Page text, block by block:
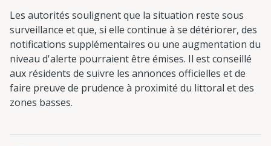
Les autorités soulignent que la situation reste sous
surveillance et que, si elle continue à se détériorer, des
notifications supplémentaires ou une augmentation du
niveau d'alerte pourraient être émises. Il est conseillé
aux résidents de suivre les annonces officielles et de
faire preuve de prudence à proximité du littoral et des
zones basses.